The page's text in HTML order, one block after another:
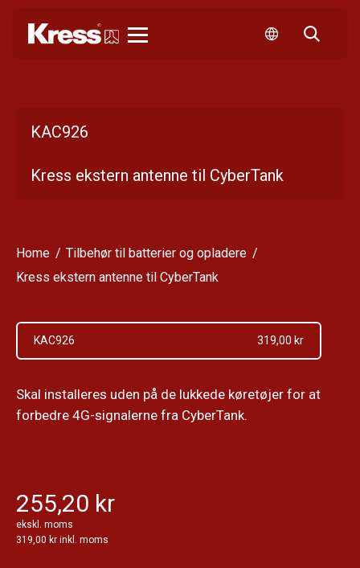
KAC926
Kress ekstern antenne til CyberTank
Home
Tilbehør til batterier og opladere
Kress ekstern antenne til CyberTank
KAC926 319,00 kr
Skal installeres uden på de lukkede køretøjer for at
forbedre 4G-signalerne fra CyberTank.
255,20 kr
ekskl. moms
319,00 kr inkl. moms